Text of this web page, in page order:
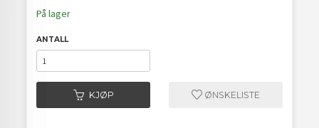
På lager
ANTALL
KJØP ØNSKELISTE